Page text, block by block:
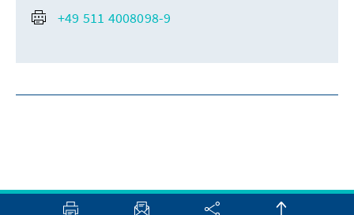
+49 511 4008098-9